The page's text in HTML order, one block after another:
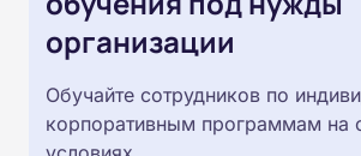
организации
Обучайте сотрудников по
корпоративным программам на